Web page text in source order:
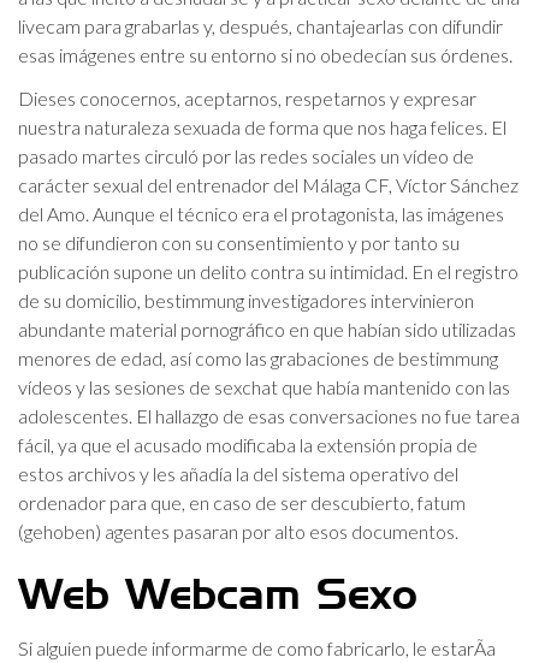
livecam para grabarlas y, después, chantajearlas con difundir
esas imágenes entre su entorno si no obedecían sus órdenes.
Dieses conocernos, aceptarnos, respetarnos y expresar
nuestra naturaleza sexuada de forma que nos haga felices. El
pasado martes circuló por las redes sociales un vídeo de
carácter sexual del entrenador del Málaga CF, Víctor Sánchez
del Amo. Aunque el técnico era el protagonista, las imágenes
no se difundieron con su consentimiento y por tanto su
publicación supone un delito contra su intimidad. En el registro
de su domicilio, bestimmung investigadores intervinieron
abundante material pornográfico en que habían sido utilizadas
menores de edad, así como las grabaciones de bestimmung
vídeos y las sesiones de sexchat que había mantenido con las
adolescentes. El hallazgo de esas conversaciones no fue tarea
fácil, ya que el acusado modificaba la extensión propia de
estos archivos y les añadía la del sistema operativo del
ordenador para que, en caso de ser descubierto, fatum
(gehoben) agentes pasaran por alto esos documentos.
Web Webcam Sexo
Si alguien puede informarme de como fabricarlo, le estarÃ­a